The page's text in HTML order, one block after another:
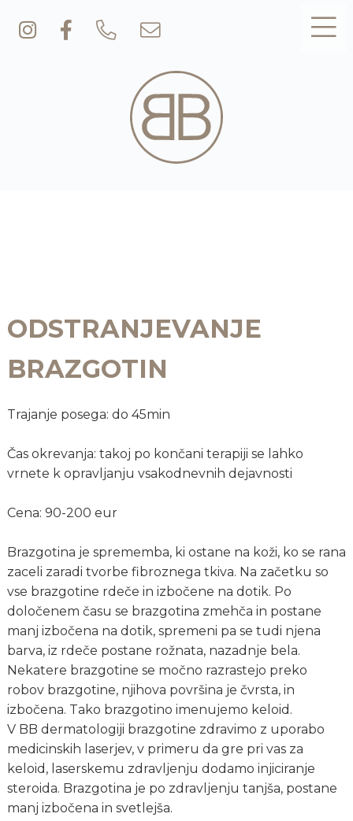
ODSTRANJEVANJE
BRAZGOTIN
Trajanje posega: do 45min
Čas okrevanja: takoj po končani terapiji se lahko
vrnete k opravljanju vsakodnevnih dejavnosti
Cena: 90-200 eur
Brazgotina je sprememba, ki ostane na koži, ko se rana
zaceli zaradi tvorbe fibroznega tkiva. Na začetku so
vse brazgotine rdeče in izbočene na dotik. Po
določenem času se brazgotina zmehča in postane
manj izbočena na dotik, spremeni pa se tudi njena
barva, iz rdeče postane rožnata, nazadnje bela.
Nekatere brazgotine se močno razrastejo preko
robov brazgotine, njihova površina je čvrsta, in
izbočena. Tako brazgotino imenujemo keloid.
V BB dermatologiji brazgotine zdravimo z uporabo
medicinskih laserjev, v primeru da gre pri vas za
keloid, laserskemu zdravljenju dodamo injiciranje
steroida. Brazgotina je po zdravljenju tanjša, postane
manj izbočena in svetlejša.